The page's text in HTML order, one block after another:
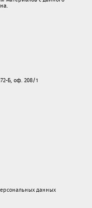
Б, оф. 208/1
данных